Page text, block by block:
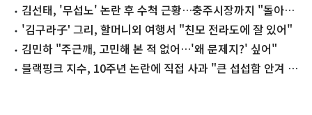
김선태, '무섭노' 논란 후 수척 근황…충주시장까지 "돌아올
생각 없냐?"
'김구라子' 그리, 할머니외 여행서 "친모 전라도에 잘 있어"
김민하 "주근깨, 고민해 본 적 없어…'왜 문제지?' 싶어"
블랙핑크 지수, 10주년 논란에 직접 사과 "큰 섭섭함 안겨 미